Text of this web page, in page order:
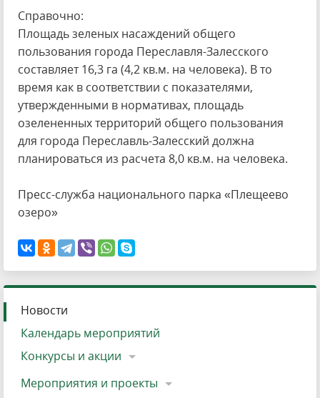
Справочно:
Площадь зеленых насаждений общего
пользования города Переславля-Залесского
составляет 16,3 га (4,2 кв.м. на человека). В то
время как в соответствии с показателями,
утвержденными в нормативах, площадь
озелененных территорий общего пользования
для города Переславль-Залесский должна
планироваться из расчета 8,0 кв.м. на человека.
Пресс-служба национального парка «Плещеево
озеро»
Новости
Календарь мероприятий
Конкурсы и акции
Мероприятия и проекты